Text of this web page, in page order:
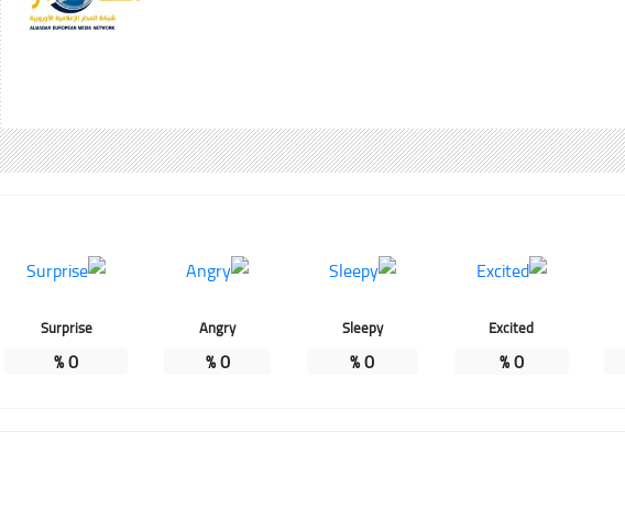
Excited
0
%
Sleepy
0
%
Angry
0
%
Surprise
0
%